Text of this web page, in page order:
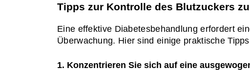
Tipps zur Kontrolle des Blutzuckers
Eine effektive Diabetesbehandlung erfordert
Überwachung. Hier sind einige praktische
1. Konzentrieren Sie sich auf eine